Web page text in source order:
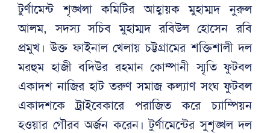
টুর্ণামেন্ট শৃঙ্খলা কমিটির আহ্বায়ক মুহাম্মদ নুরুল
আলম, সদস্য সচিব মুহাম্মদ রবিউল হোসেন রবি
প্রমুখ। উক্ত ফাইনাল খেলায় চট্টগ্রামের শক্তিশালী দল
মরহুম হাজী বদিউর রহমান কোম্পানী স্মৃতি ফুটবল
একাদশ নাজির হাট তরুণ সমাজ কল্যাণ সংঘ ফুটবল
একাদশকে ট্রাইবেকারে পরাজিত করে চ্যাম্পিয়ন
হওয়ার গৌরব অর্জন করেন। টুর্ণামেন্টের সুশৃঙ্খল দল